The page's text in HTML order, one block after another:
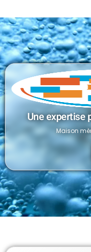
Une expertise
Maison